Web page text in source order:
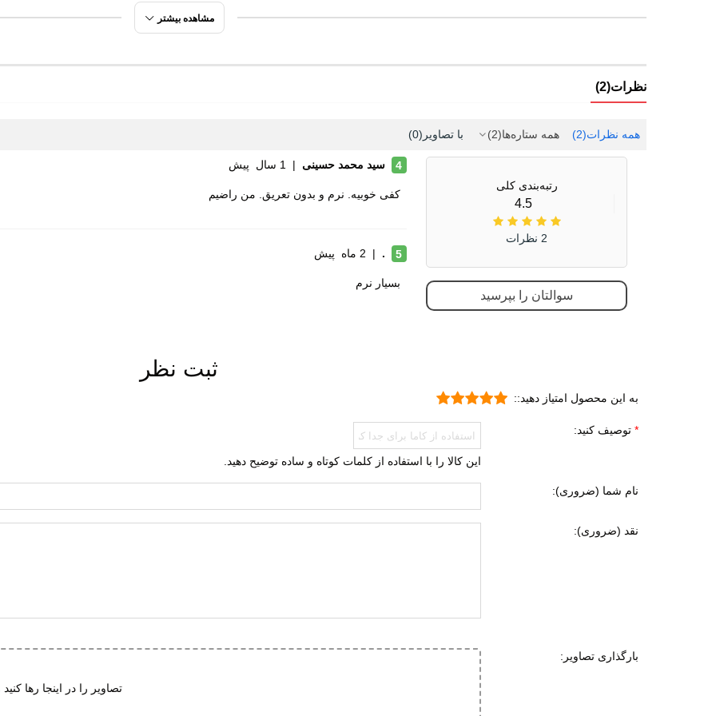
نمایندگی مطمئن شوید که محصولات رادکوه اصل هستند. این بهترین روش برای اطمینان از خریدی مطمئن است.
مشاهده بیشتر
نظرات(2)
همه نظرات(2) همه ستاره‌ها(2) با تصاویر (0)
رتبه‌بندی کلی
4.5
2 نظرات
سوالتان را بپرسید
4 سید محمد حسینی | 1 سال پیش
کفی خوبیه. نرم و بدون تعریق. من راضیم
5
.
| 2 ماه پیش
بسیار نرم
ثبت نظر
به این محصول امتیاز دهید::
توصیف کنید:
این کالا را با استفاده از کلمات کوتاه و ساده توضیح دهید.
نام شما (ضروری):
نقد (ضروری):
بارگذاری تصاویر:
تصاویر را در اینجا رها